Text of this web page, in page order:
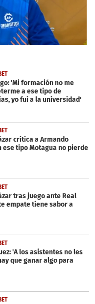
'Mi formación no me
a ese tipo de
yo fui a la universidad'
critica a Armando
ese tipo Motagua no pierde
tras juego ante Real
empate tiene sabor a
'A los asistentes no les
que ganar algo para